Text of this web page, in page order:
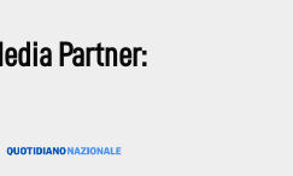
Partner: